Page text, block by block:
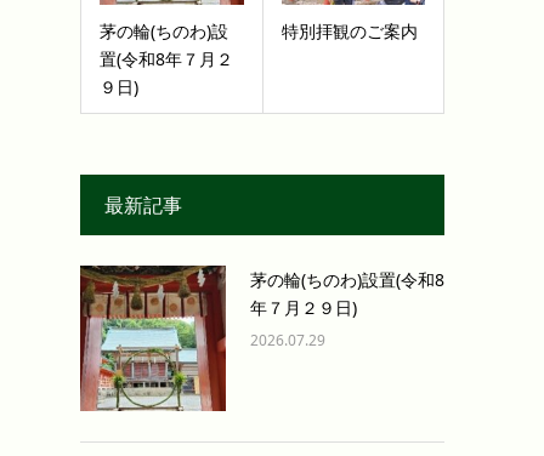
茅の輪(ちのわ)設
置(令和8年７月２
９日)
特別拝観のご案内
最新記事
茅の輪(ちのわ)設置(令和8
年７月２９日)
2026.07.29